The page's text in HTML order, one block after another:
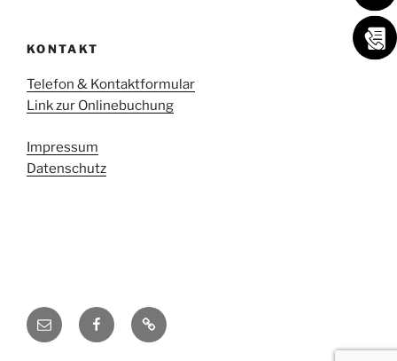
KONTAKT
Telefon & Kontaktformular
Link zur Onlinebuchung
Impressum
Datenschutz
E-
Mail
RotesRossMEUnterkunft